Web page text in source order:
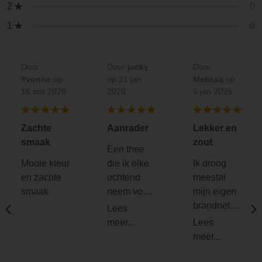
2
1
Zachte
smaak
Mooie kleur
en zachte
smaak
Aanrader
Een thee
die ik elke
ochtend
neem voor
ontgiften
van mijn
Lekker en
zout
Ik droog
meestal
mijn eigen
brandnetel
s, maar ik
had snel